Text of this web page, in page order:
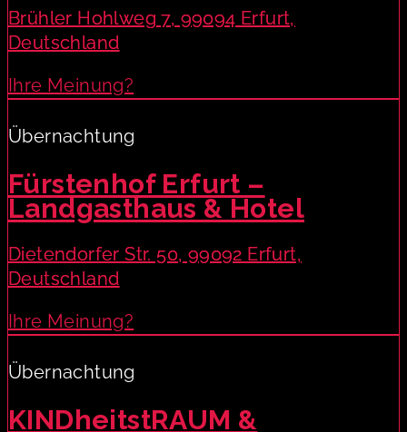
Brühler Hohlweg 7, 99094 Erfurt,
Deutschland
Ihre Meinung?
Übernachtung
Fürstenhof Erfurt –
Landgasthaus & Hotel
Dietendorfer Str. 50, 99092 Erfurt,
Deutschland
Ihre Meinung?
Übernachtung
KINDheitstRAUM &